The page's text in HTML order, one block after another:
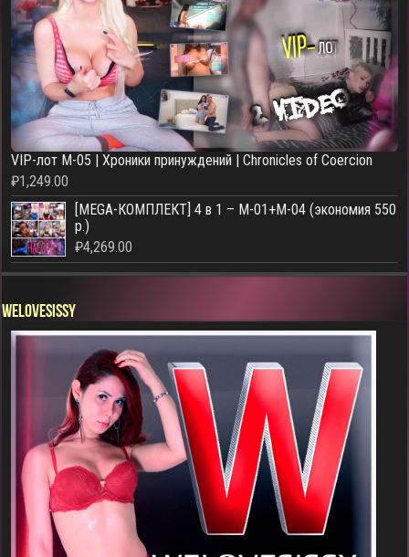
VIP-лот M-05 | Хроники принуждений | Chronicles of Coercion
₽1,249.00
[MEGA-КОМПЛЕКТ] 4 в 1 – M-01+M-04 (экономия 550
р.)
₽4,269.00
WELOVESISSY